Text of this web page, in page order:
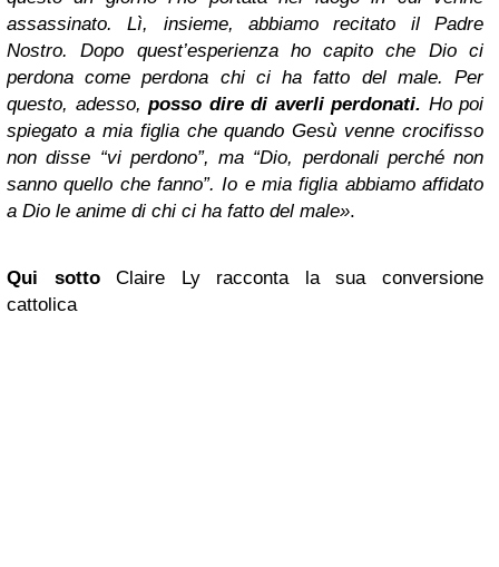
assassinato. Lì, insieme, abbiamo recitato il Padre
Nostro. Dopo quest’esperienza ho capito che Dio ci
perdona come perdona chi ci ha fatto del male. Per
questo, adesso, posso dire di averli perdonati. Ho poi
spiegato a mia figlia che quando Gesù venne crocifisso
non disse “vi perdono”, ma “Dio, perdonali perché non
sanno quello che fanno”. Io e mia figlia abbiamo affidato
a Dio le anime di chi ci ha fatto del male».
Qui sottoClaire Ly racconta la sua conversione
cattolica